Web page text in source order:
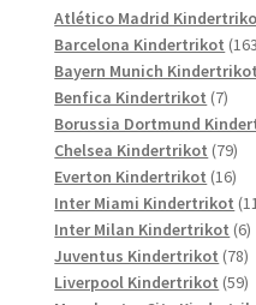
Atlético Madrid
Barcelona Kindertrikot
Bayern Munich Kindertrikot
Benfica Kindertrikot 77
Borussia Dortmund
Chelsea Kindertrikot 7979
Everton Kindertrikot 1616
Inter Miami Kindertrikot
Inter Milan Kindertrikot 66
Juventus Kindertrikot 7878
Liverpool Kindertrikot 5959